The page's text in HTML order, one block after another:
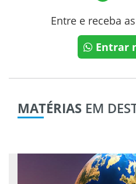
Entre e receba
Entrar
MATÉRIAS EM